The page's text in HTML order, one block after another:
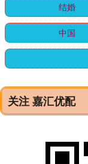
结婚
中国
关注 嘉汇优配